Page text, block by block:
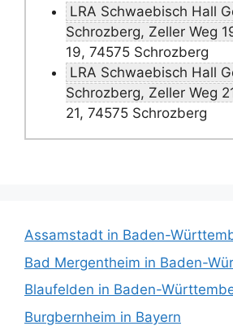
LRA Schwaebisch Hall
Schrozberg, Zeller Weg
19, 74575 Schrozberg
LRA Schwaebisch Hall
Schrozberg, Zeller Weg
21, 74575 Schrozberg
Assamstadt in Baden-
Bad Mergentheim in Baden-
Blaufelden in Baden-
Burgbernheim in Bayern